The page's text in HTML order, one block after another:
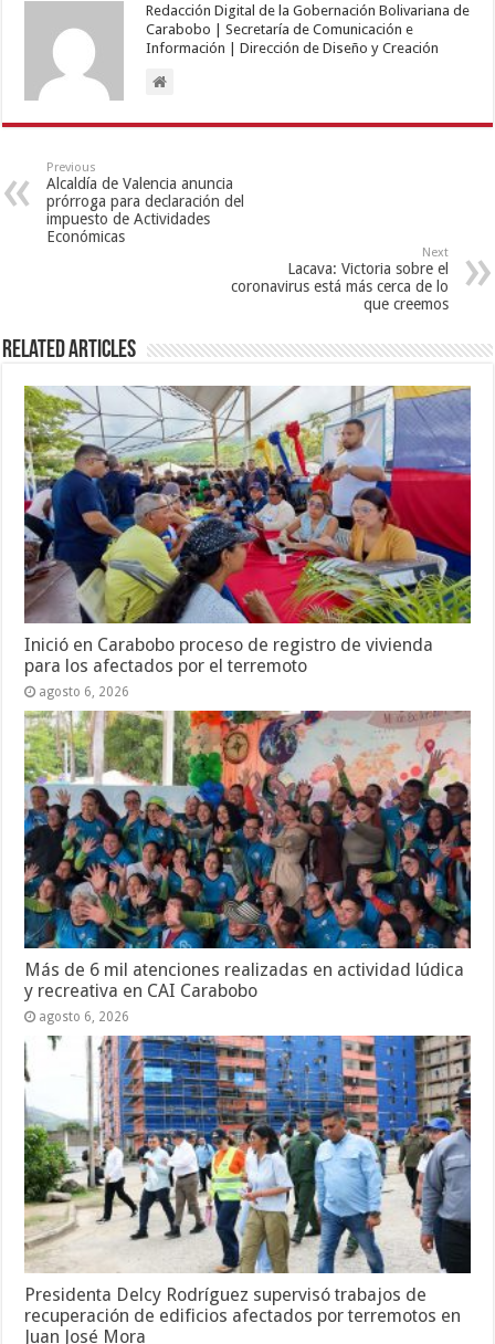
Redacción Digital de la Gobernación Bolivariana de
Carabobo | Secretaría de Comunicación e
Información | Dirección de Diseño y Creación
Previous
Alcaldía de Valencia anuncia
prórroga para declaración del
impuesto de Actividades
Económicas
Next
Lacava: Victoria sobre el
coronavirus está más cerca de lo
que creemos
Related Articles
Inició en Carabobo proceso de registro de vivienda
para los afectados por el terremoto
agosto 6, 2026
Más de 6 mil atenciones realizadas en actividad lúdica
y recreativa en CAI Carabobo
agosto 6, 2026
Presidenta Delcy Rodríguez supervisó trabajos de
recuperación de edificios afectados por terremotos en
Juan José Mora